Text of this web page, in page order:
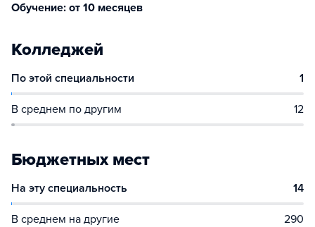
Обучение: от 10 месяцев
Колледжей
По этой специальности 1
В среднем по другим 12
Бюджетных мест
На эту специальность 14
В среднем на другие 290